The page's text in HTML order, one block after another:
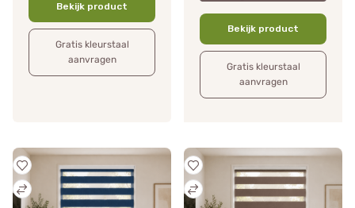
Bekijk product
Gratis kleurstaal
aanvragen
Bekijk product
Gratis kleurstaal
aanvragen